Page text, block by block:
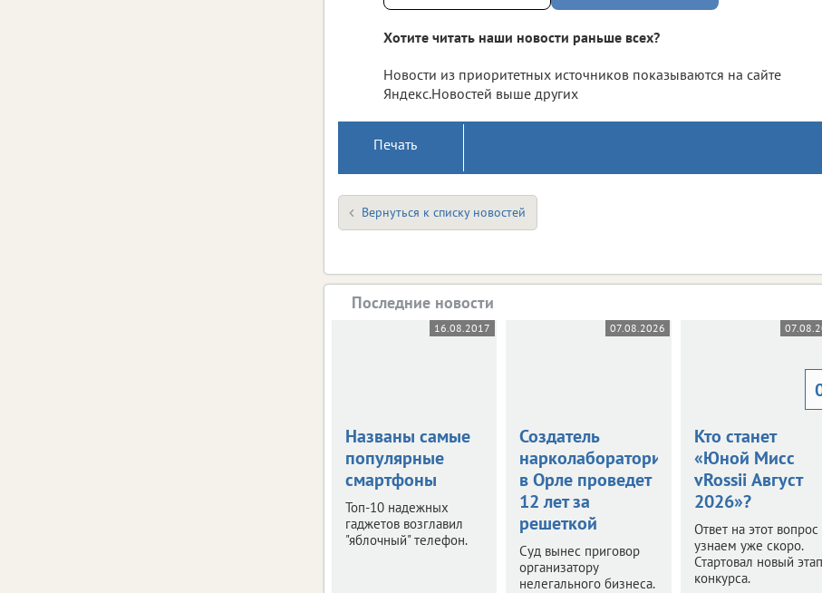
Хотите читать наши новости раньше всех?
Новости из приоритетных источников показываются на сайте
Яндекс.Новостей выше других
Печать
Вернуться к списку новостей
Последние новости
16.08.2017
Названы самые
популярные
смартфоны
Топ-10 надежных
гаджетов возглавил
"яблочный" телефон.
07.08.2026
Создатель
нарколаборатории
в Орле проведет
12 лет за
решеткой
Суд вынес приговор
организатору
нелегального бизнеса.
Кто станет
«Юной Мисс
vRossii Август
2026»?
Ответ на этот вопрос
узнаем уже скоро.
Стартовал новый этап
конкурса.